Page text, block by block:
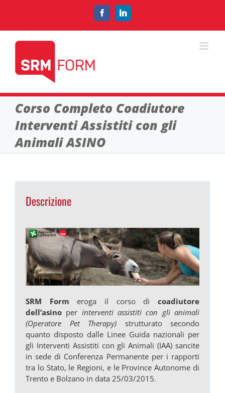
FacebookLinkedIn
Corso Completo Coadiutore
Interventi Assistiti con gli
Animali ASINO
Descrizione
SRM Form eroga il corso dicoadiutore
dell’asino per interventi assistiti con gli animali
(Operatore Pet Therapy) strutturato secondo
quanto disposto dalle Linee Guida nazionali per
gli Interventi Assistiti con gli Animali (IAA) sancite
in sede di Conferenza Permanente per i rapporti
tra lo Stato, le Regioni, e le Province Autonome di
Trento e Bolzano in data 25/03/2015.